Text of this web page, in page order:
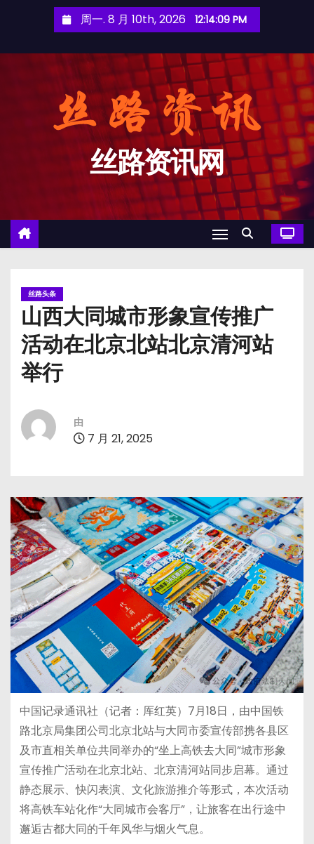
周一. 8 月 10th, 2026 12:14:10 PM
丝路资讯网
丝路头条
山西大同城市形象宣传推广
活动在北京北站北京清河站
举行
由
7 月 21, 2025
中国记录通讯社（记者：厍红英）7月18日，由中国铁
路北京局集团公司北京北站与大同市委宣传部携各县区
及市直相关单位共同举办的“坐上高铁去大同”城市形象
宣传推广活动在北京北站、北京清河站同步启幕。通过
静态展示、快闪表演、文化旅游推介等形式，本次活动
将高铁车站化作“大同城市会客厅”，让旅客在出行途中
邂逅古都大同的千年风华与烟火气息。